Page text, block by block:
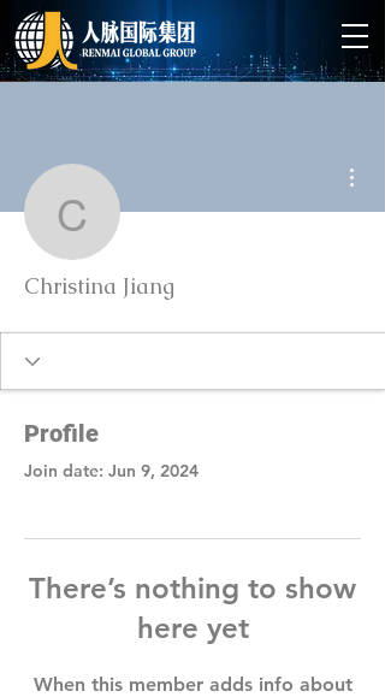
Christina Jiang
Christina Jiang
Profile
Join date: Jun 9, 2024
There’s nothing to show
here yet
When this member adds info about